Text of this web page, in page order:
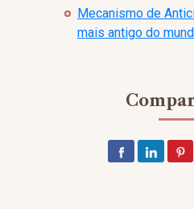
Mecanismo de
mais antigo do